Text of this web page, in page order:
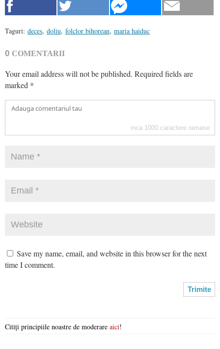
Taguri: deces, doliu, folclor bihorean, maria haiduc
0 COMENTARII
Your email address will not be published. Required fields are
marked *
inca 1000 caractere ramase
Save my name, email, and website in this browser for the next
time I comment.
Citiți principiile noastre de moderare aici!